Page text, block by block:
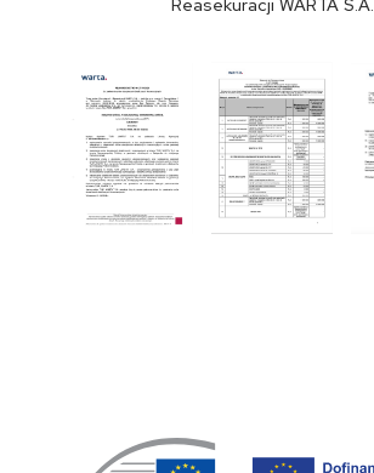
Reasekuracji WARTA S.A.